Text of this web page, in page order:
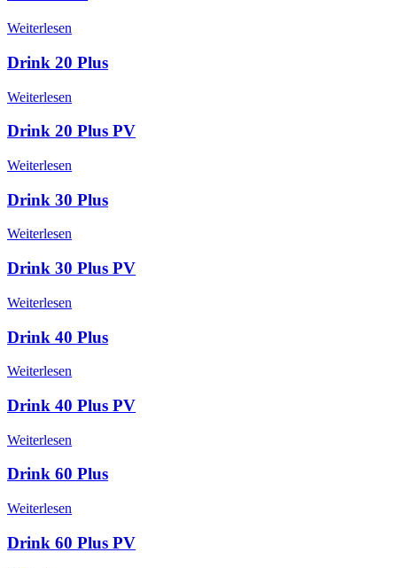
Weiterlesen
Drink 20 Plus
Weiterlesen
Drink 20 Plus PV
Weiterlesen
Drink 30 Plus
Weiterlesen
Drink 30 Plus PV
Weiterlesen
Drink 40 Plus
Weiterlesen
Drink 40 Plus PV
Weiterlesen
Drink 60 Plus
Weiterlesen
Drink 60 Plus PV